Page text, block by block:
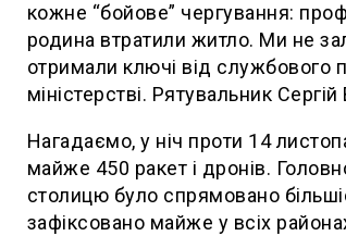
кожне “бойове” чергування:
родина втратили житло. Ми не
отримали ключі від службового
міністерстві. Рятувальник
Нагадаємо, у ніч проти 14
майже 450 ракет і дронів.
столицю було спрямовано
зафіксовано майже у всіх